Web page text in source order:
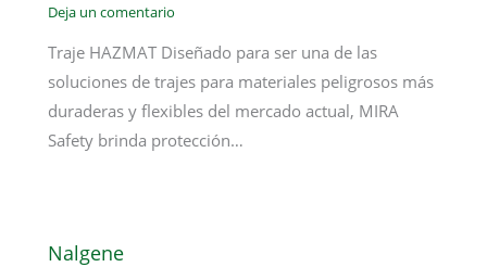
Deja un comentario
Traje HAZMAT Diseñado para ser una de las
soluciones de trajes para materiales peligrosos más
duraderas y flexibles del mercado actual, MIRA
Safety brinda protección…
Nalgene